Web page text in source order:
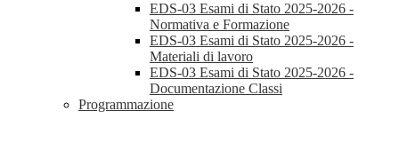
EDS-03 Esami di Stato 2025-2026 -
Normativa e Formazione
EDS-03 Esami di Stato 2025-2026 -
Materiali di lavoro
EDS-03 Esami di Stato 2025-2026 -
Documentazione Classi
Programmazione